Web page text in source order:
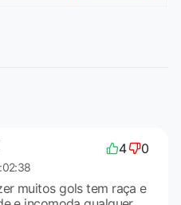
4 0
muitos gols tem raça e